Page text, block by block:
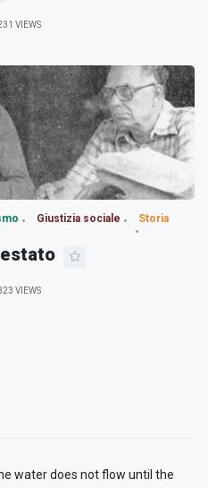
VIEWS
Giustizia sociale
Storia
VIEWS
water does not flow until the